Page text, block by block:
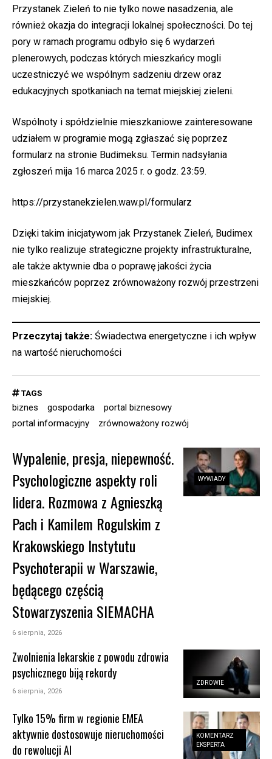
Przystanek Zieleń to nie tylko nowe nasadzenia, ale
również okazja do integracji lokalnej społeczności. Do tej
pory w ramach programu odbyło się 6 wydarzeń
plenerowych, podczas których mieszkańcy mogli
uczestniczyć we wspólnym sadzeniu drzew oraz
edukacyjnych spotkaniach na temat miejskiej zieleni.
Wspólnoty i spółdzielnie mieszkaniowe zainteresowane
udziałem w programie mogą zgłaszać się poprzez
formularz na stronie Budimeksu. Termin nadsyłania
zgłoszeń mija 16 marca 2025 r. o godz. 23:59.
https://przystanekzielen.waw.pl/formularz
Dzięki takim inicjatywom jak Przystanek Zieleń, Budimex
nie tylko realizuje strategiczne projekty infrastrukturalne,
ale także aktywnie dba o poprawę jakości życia
mieszkańców poprzez zrównoważony rozwój przestrzeni
miejskiej.
Przeczytaj także: Świadectwa energetyczne i ich wpływ
na wartość nieruchomości
TAGS
biznes gospodarka
portal biznesowy
portal informacyjny
zrównoważony rozwój
WYWIADY
Wypalenie, presja, niepewność.
Psychologiczne aspekty roli
lidera. Rozmowa z Agnieszką
Pach i Kamilem Rogulskim z
Krakowskiego Instytutu
Psychoterapii w Warszawie,
będącego częścią
Stowarzyszenia SIEMACHA
6 sierpnia, 2026
ZDROWIE
Zwolnienia lekarskie z powodu zdrowia
psychicznego biją rekordy
6 sierpnia, 2026
KOMENTARZ
EKSPERTA
Tylko 15% firm w regionie EMEA
aktywnie dostosowuje nieruchomości
do rewolucji AI